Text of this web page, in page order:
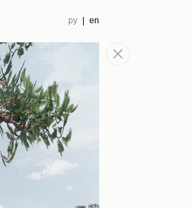
ру en